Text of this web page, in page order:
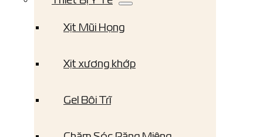
Xịt Mũi Họng
Xịt xương khớp
Gel Bôi Trĩ